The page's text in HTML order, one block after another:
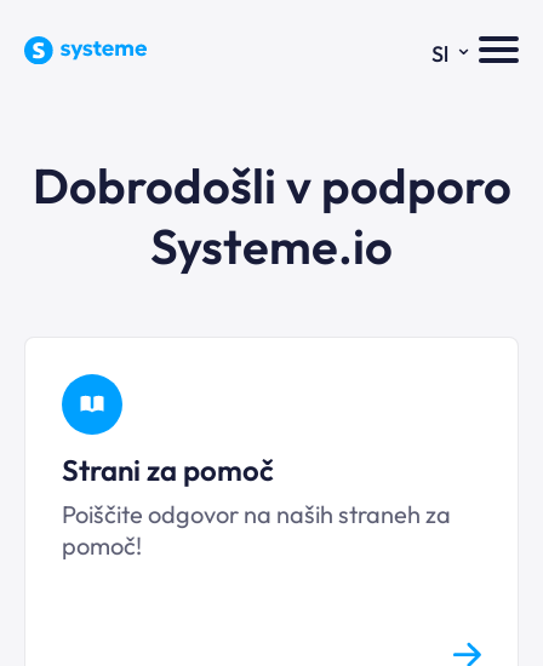
Sl ⌄
Dobrodošli v podporo
Systeme.io
Strani za pomoč
Poiščite odgovor na naših straneh za
pomoč!